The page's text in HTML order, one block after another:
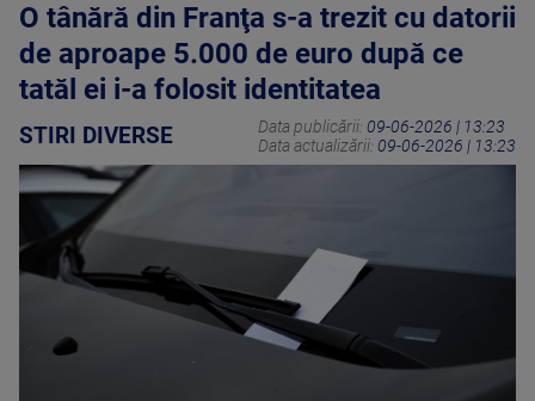
O tânără din Franţa s-a trezit cu datorii
de aproape 5.000 de euro după ce
tatăl ei i-a folosit identitatea
STIRI DIVERSE Data publicării: 09-06-2026 | 13:23
Data actualizării: 09-06-2026 | 13:23